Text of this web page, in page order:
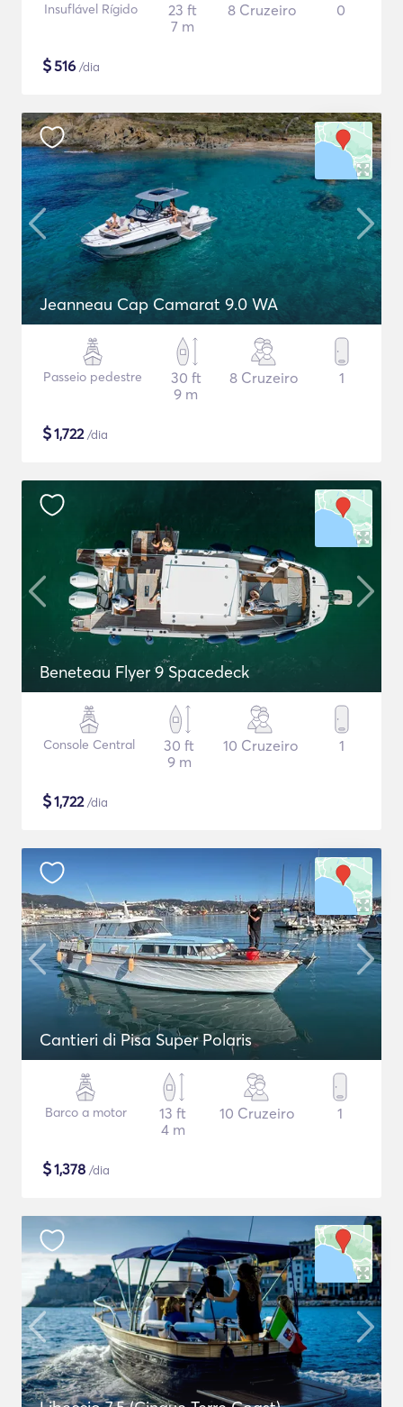
Insuflável Rígido
23 ft
7 m
8 Cruzeiro 0
$516 /dia
Jeanneau Cap Camarat 9.0 WA
Passeio pedestre
30 ft
9 m
8 Cruzeiro 1
$1,722/dia
Beneteau Flyer 9 Spacedeck
Console Central
30 ft
9 m
10 Cruzeiro 1
$1,722/dia
Cantieri di Pisa Super Polaris
Barco a motor
13 ft
4 m
10 Cruzeiro 1
$1,378 /dia